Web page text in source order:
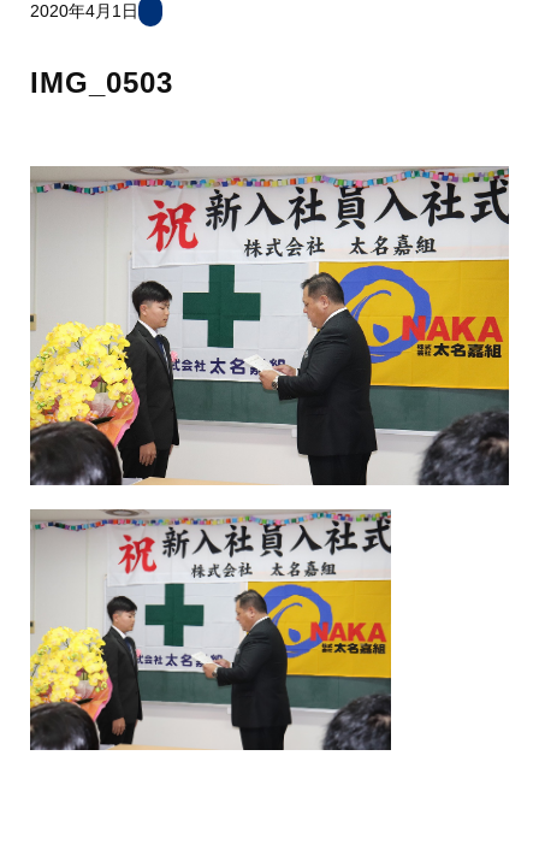
2020年4月1日
IMG_0503